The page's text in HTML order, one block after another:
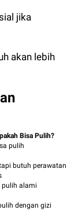
jika
akan lebih
Bisa Pulih?
pulih
butuh perawatan
pulih alami
dengan gizi